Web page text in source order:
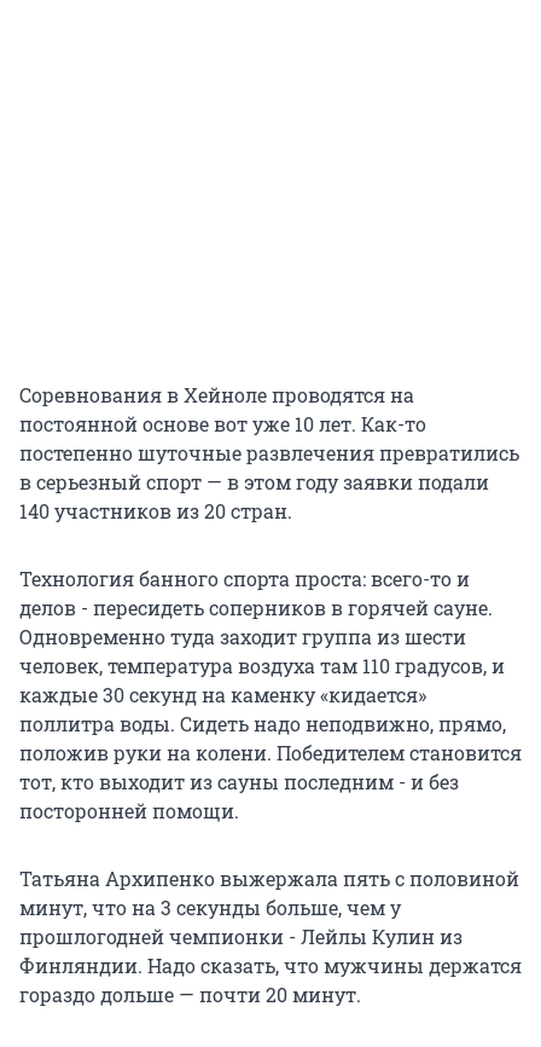
Соревнования в Хейноле проводятся на
постоянной основе вот уже 10 лет. Как-то
постепенно шуточные развлечения превратились
в серьезный спорт — в этом году заявки подали
140 участников из 20 стран.
Технология банного спорта проста: всего-то и
делов - пересидеть соперников в горячей сауне.
Одновременно туда заходит группа из шести
человек, температура воздуха там 110 градусов, и
каждые 30 секунд на каменку «кидается»
поллитра воды. Сидеть надо неподвижно, прямо,
положив руки на колени. Победителем становится
тот, кто выходит из сауны последним - и без
посторонней помощи.
Татьяна Архипенко выжержала пять с половиной
минут, что на 3 секунды больше, чем у
прошлогодней чемпионки - Лейлы Кулин из
Финляндии. Надо сказать, что мужчины держатся
гораздо дольше — почти 20 минут.